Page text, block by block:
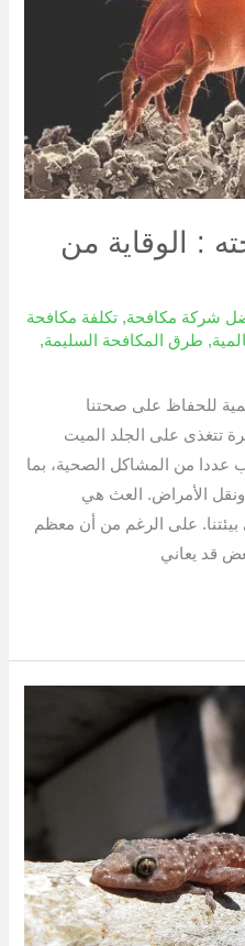
: الوقاية من
شركة مكافحة,تكلفة مكافحة
, طرق المكافحة السليمة,
للحفاظ على صحتنا
تتغذى على الجلد الميت
عددا من المشاكل الصحية، بما
الأمراض. العث هي
على الرغم من أن معظم
قد يعاني